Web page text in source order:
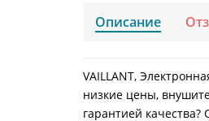
Описание
VAILLANT,
низкие цены,
гарантией